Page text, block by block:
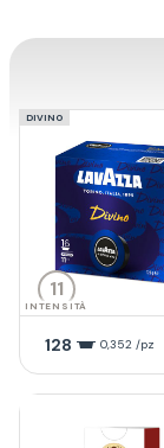
DIVINO
11
INTENSITÀ
128 0,352 /pz